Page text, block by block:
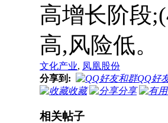
高增长阶段
高,风险低。
文化产业, 凤凰股份
分享到:
QQ好
收藏
分享
相关帖子